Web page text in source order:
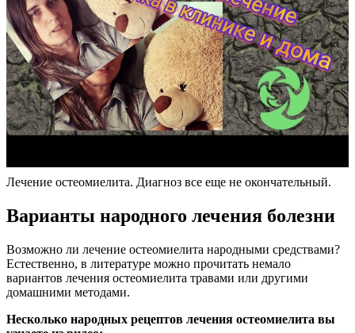
Лечение остеомиелита. Диагноз все еще не окончательный.
Варианты народного лечения болезни
Возможно ли лечение остеомиелита народными средствами?
Естественно, в литературе можно прочитать немало
вариантов лечения остеомиелита травами или другими
домашними методами.
Несколько народных рецептов лечения остеомиелита вы